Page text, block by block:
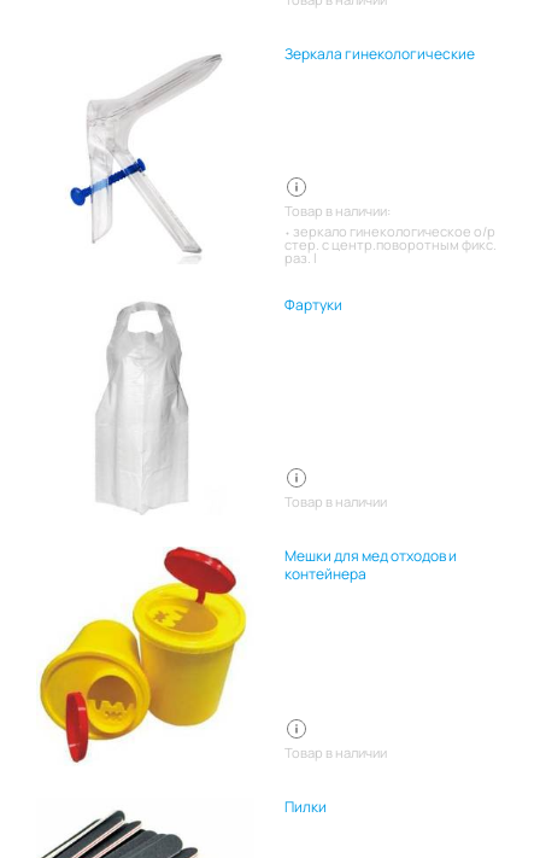
Зеркала гинекологические
Товар в наличии:
зеркало гинекологическое о/р
стер. с центр.поворотным фикс.
раз. l
Фартуки
Товар в наличии
Мешки для мед отходов и
контейнера
Товар в наличии
Пилки